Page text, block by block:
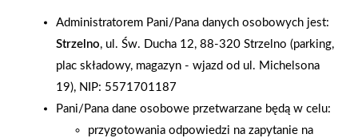
PSB Mrówka z Opola Lubelskiego zorganizował kolejną akcję
"Bezpieczna droga do szkoły ", tym razem w przedszkolu w
Karczmiskach. Przedszkolaki brały udział na świeżym powietrzu
w nauce przejścia przez pasy na drugą stronę jezdni wraz z
Administratorem Pani/Pana danych osobowych jest:
Strzelno, ul. Św. Ducha 12, 88-320 Strzelno (parking,
plac składowy, magazyn - wjazd od ul. Michelsona
19), NIP: 5571701187
Pani/Pana dane osobowe przetwarzane będą w celu:
przygotowania odpowiedzi na zapytanie na